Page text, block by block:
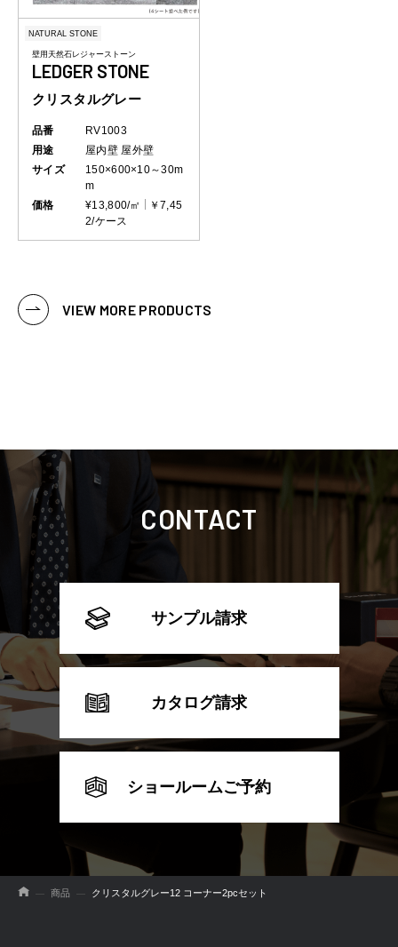
NATURAL STONE
壁用天然石レジャーストーン
LEDGER STONE
クリスタルグレー
品番
RV1003
用途
屋内壁 屋外壁
サイズ
150×600×10～30m
m
価格
¥13,800/㎡
￥7,45
2/ケース
VIEW MORE PRODUCTS
CONTACT
サンプル請求
カタログ請求
ショールームご予約
商品 クリスタルグレー12 コーナー2pcセット